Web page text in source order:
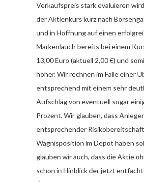
Verkaufspreis stark evaluieren
der Aktienkurs kurz nach
und in Hoffnung auf einen
Markenlauch bereits bei einem
13,00 Euro (aktuell 2,00 €) und
höher. Wir rechnen im Falle einer
entsprechend mit einem sehr
Aufschlag von eventuell sogar
Prozent. Wir glauben, dass
entsprechender
Wagnisposition im Depot haben
glauben wir auch, dass die Aktie
schon in Hinblick der jetzt